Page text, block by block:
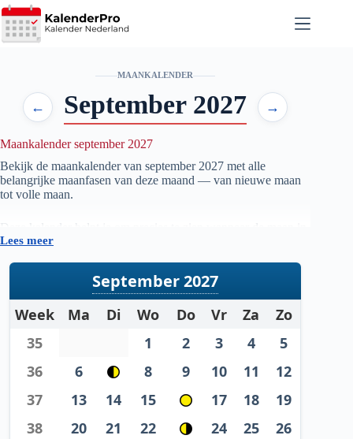
Ga
naar
de
MAANKALENDER
← September 2027 →
Maankalender september 2027
Bekijk de maankalender van september 2027 met alle
belangrijke maanfasen van deze maand — van nieuwe maan
tot volle maan.
Deze kalender helpt je om precies te zien wanneer de maan in
welke fase staat, handig voor iedereen die geïnteresseerd is in
weten wanneer de volgende volle maan zichtbaar is.
De gegevens worden automatisch bijgewerkt en zijn
gebaseerd op betrouwbare astronomische berekeningen. Zo
maand.
Lees meer
September 2027
Week Ma Di Wo Do Vr Za
Zo
35
1 2 3 4
5
36
6 8 9 10 11
12
37
13 14 15 17 18
19
38
20 21 22 24 25
26